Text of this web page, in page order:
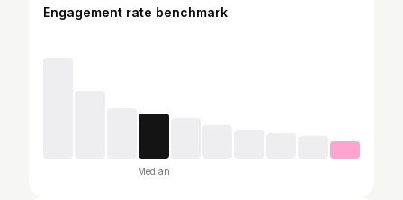
Engagement rate benchmark
Median